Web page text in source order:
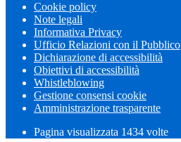
Cookie policy
Note legali
Informativa Privacy
Ufficio Relazioni con il Pubblico
Dichiarazione di accessibilità
Obiettivi di accessibilità
Whistleblowing
Gestione consensi cookie
Amministrazione trasparente
Pagina visualizzata 1434 volte